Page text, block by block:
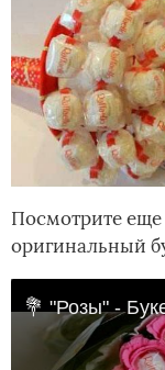
Посмотрите еще
оригинальный